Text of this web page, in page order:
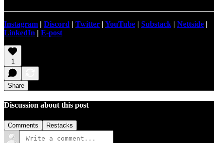
Instagram | Discord | Twitter | YouTube | Substack | Nettside |
LinkedIn | E-post
1
Share
Discussion about this post
Comments Restacks